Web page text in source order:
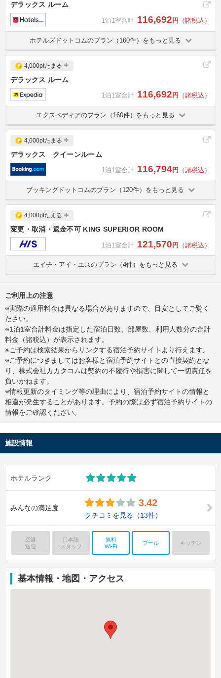
デラックス ルーム
1泊1室合計 116,692 円 （諸税込）
ホテルズドットコムのプラン（160件）をもっと見る
4,000ptたまる
デラックス ルーム
1泊1室合計 116,692 円 （諸税込）
エクスペディアのプラン（160件）をもっと見る
4,000ptたまる
デラックス クイーンルーム
1泊1室合計 116,794円 （諸税込）
ブッキングドットコムのプラン（120件）をもっと見る
4,000ptたまる
変更・取消・返金不可 KING SUPERIOR ROOM
1泊1室合計 121,570円 （諸税込）
エイチ・アイ・エスのプラン（4件）をもっと見る
ご利用上の注意
※実際の適用料金は異なる場合がありますので、目安としてご覧く
ださい。
※1泊1室合計料金は指定した宿泊日数、部屋数、利用人数分の合計
料金（諸税込）が表示されます。
※ご予約は検索結果からリンクする宿泊予約サイトより行えます。
※ご予約につきましてはお客様と宿泊予約サイトとの直接契約とな
り、株式会社カカクコムは契約の不履行や損害に関して一切責任を
負いかねます。
※情報更新のタイミング等の理由により、宿泊予約サイトの情報と
相違が発生することがあります。予約の際は必ず宿泊予約サイトの
情報をご確認ください。
施設情報
ホテルランク
みんなの満足度 3.42
クチコミを見る （13件）
空港
送迎
日本語
スタッフ
無料
Wi-Fi
プール キッチン
基本情報・地図・アクセス